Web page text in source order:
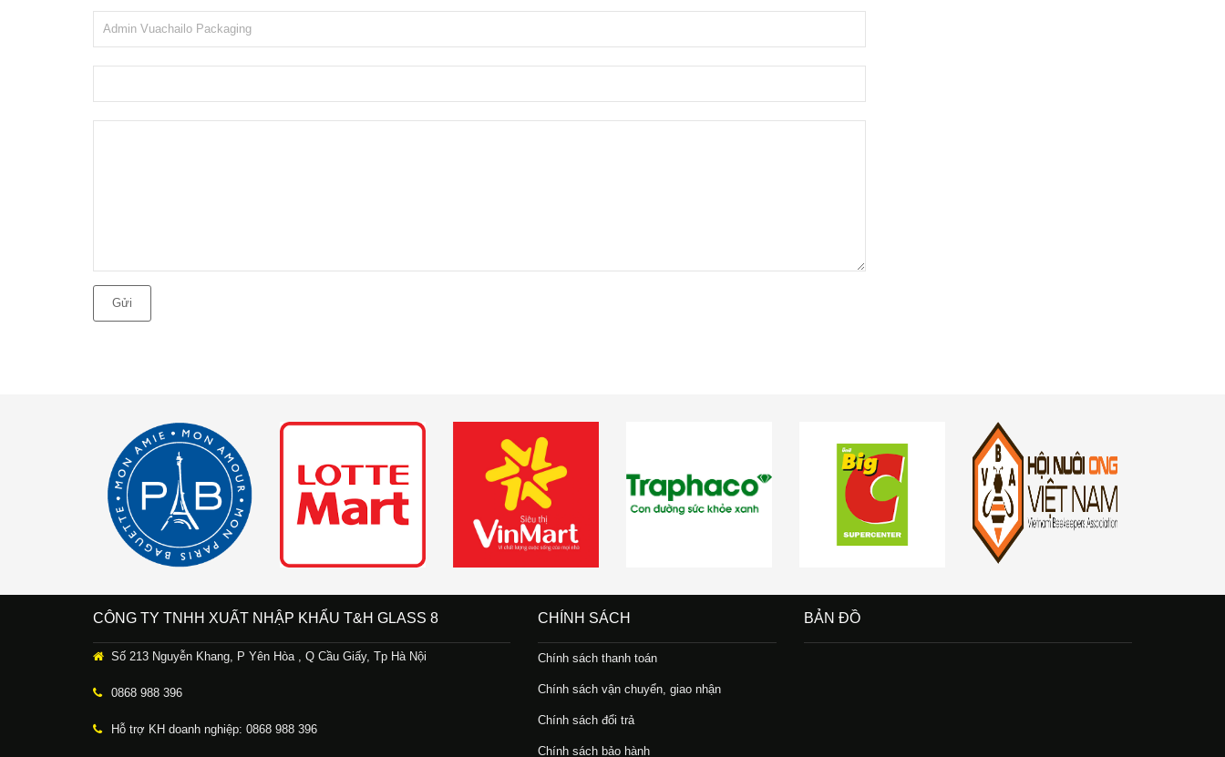
Gửi
CÔNG TY TNHH XUẤT NHẬP KHẨU T&H GLASS 8
Số 213 Nguyễn Khang, P Yên Hòa , Q Cầu Giấy, Tp Hà Nội
0868 988 396
Hỗ trợ KH doanh nghiệp: 0868 988 396
CHÍNH SÁCH
Chính sách thanh toán
Chính sách vận chuyển, giao nhận
Chính sách đổi trả
Chính sách bảo hành
BẢN ĐỒ